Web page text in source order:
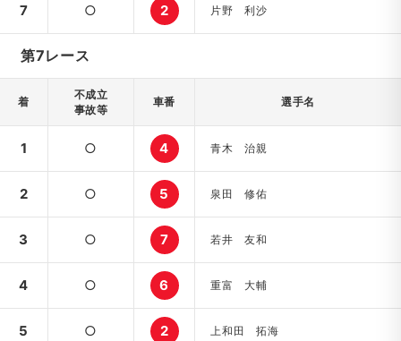
7 ○ 2 片野 利沙
第7レース
着
不成立
事故等
車番 選手名
1 ○ 4 青木 治親
2 ○ 5 泉田 修佑
3 ○ 7 若井 友和
4 ○ 6 重富 大輔
5 ○ 2 上和田 拓海